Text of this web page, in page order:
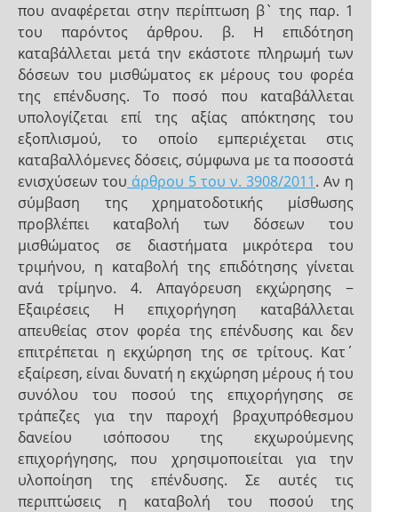
που αναφέρεται στην περίπτωση β` της παρ. 1
του παρόντος άρθρου. β. Η επιδότηση
καταβάλλεται μετά την εκάστοτε πληρωμή των
δόσεων του μισθώματος εκ μέρους του φορέα
της επένδυσης. Το ποσό που καταβάλλεται
υπολογίζεται επί της αξίας απόκτησης του
εξοπλισμού, το οποίο εμπεριέχεται στις
καταβαλλόμενες δόσεις, σύμφωνα με τα ποσοστά
ενισχύσεων του άρθρου 5 του ν. 3908/2011. Αν η
σύμβαση της χρηματοδοτικής μίσθωσης
προβλέπει καταβολή των δόσεων του
μισθώματος σε διαστήματα μικρότερα του
τριμήνου, η καταβολή της επιδότησης γίνεται
ανά τρίμηνο. 4. Απαγόρευση εκχώρησης −
Εξαιρέσεις Η επιχορήγηση καταβάλλεται
απευθείας στον φορέα της επένδυσης και δεν
επιτρέπεται η εκχώρηση της σε τρίτους. Κατ΄
εξαίρεση, είναι δυνατή η εκχώρηση μέρους ή του
συνόλου του ποσού της επιχορήγησης σε
τράπεζες για την παροχή βραχυπρόθεσμου
δανείου ισόποσου της εκχωρούμενης
επιχορήγησης, που χρησιμοποιείται για την
υλοποίηση της επένδυσης. Σε αυτές τις
περιπτώσεις η καταβολή του ποσού της